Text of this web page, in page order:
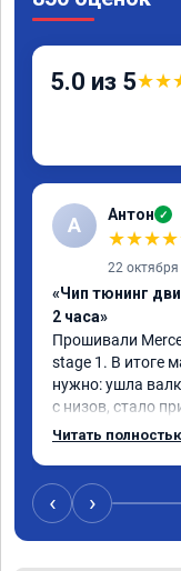
5.0 из 5★★
А Антон ✓
★★★★
22
«Чип тюнинг
2 часа»
Прошивали
stage 1. В итоге
нужно: ушла
с низов, стало
Одни из лучших
Читать
‹ ›